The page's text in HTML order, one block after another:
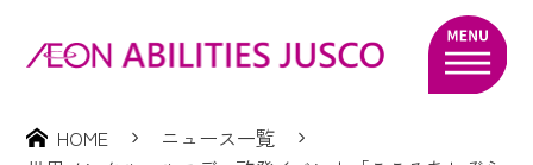
HOME
ニュース一覧